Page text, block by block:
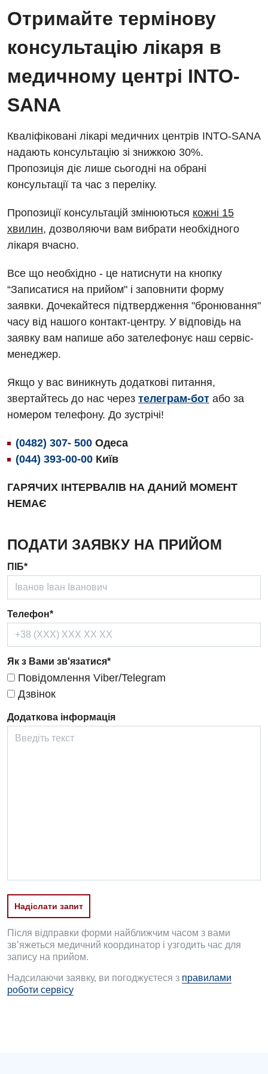
Відгуки
Відео
Діагностичне відділення
Комп’ютерна томографія
Магнітно-резонансна томографія
Мамографія
Нейросонографія
Рентгенографія
УЗД
Для дорослих
Акушерство і гінекологія
Андрологія
Безоплатні послуги
Відділення інтенсивної терапії
Відділення кардіосудинної патології та неврології
Відділення невідкладних станів
Гінекологічне відділення
Дерматовенерологія
Ендокринологія
Кардіологія
Кардіохірургія
Мамологія
Медична психологія
Неврологія
Нейрохірургія
Онкологічне відділлення
Оториноларингологія
Терапевтичне відділення
Терапія
Травматологічне відділення
Травматологія і ортопедія
Урологічне відділення
Відділення кардіосудинної патології та неврології
Відділення невідкладних станів
Відділення інтенсивної терапії
Гінекологічне відділення
Діагностичне відділення
Ендоскопічне відділення
Онкологічне відділлення
Офтальмологічне відділення
Педіатричне відділення
Травматологічне відділення
Урологічне відділення
Хірургічне відділення
Швидка медична допомога
Лікування гострого інфаркту
Національний скринінг здоров’я 40+
Українська
Російська
Отримайте термінову
консультацію лікаря в
медичному центрі INTO-
SANA
Кваліфіковані лікарі медичних центрів INTO-SANA
надають консультацію зі знижкою 30%.
Пропозиція діє лише сьогодні на обрані
консультації та час з переліку.
Пропозиції консультацій змінюються кожні 15
хвилин, дозволяючи вам вибрати необхідного
лікаря вчасно.
Все що необхідно - це натиснути на кнопку
“Записатися на прийом" і заповнити форму
заявки. Дочекайтеся підтвердження "бронювання"
часу від нашого контакт-центру. У відповідь на
заявку вам напише або зателефонує наш сервіс-
менеджер.
Якщо у вас виникнуть додаткові питання,
звертайтесь до нас через телеграм-бот або за
номером телефону. До зустрічі!
(0482) 307- 500 Одеса
(044) 393-00-00 Київ
ГАРЯЧИХ ІНТЕРВАЛІВ НА ДАНИЙ МОМЕНТ
НЕМАЄ
ПОДАТИ ЗАЯВКУ НА ПРИЙОМ
ПІБ*
Телефон*
Як з Вами зв'язатися*
Повідомлення Viber/Telegram
Дзвінок
Додаткова інформація
Надіслати запит
Після відправки форми найближчим часом з вами
зв’яжеться медичний координатор і узгодить час для
запису на прийом.
Надсилаючи заявку, ви погоджуєтеся з правилами
роботи сервісу